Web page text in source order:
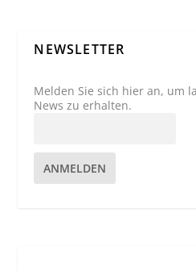
NEWSLETTER
Melden Sie sich hier an, um
News zu erhalten.
ANMELDEN